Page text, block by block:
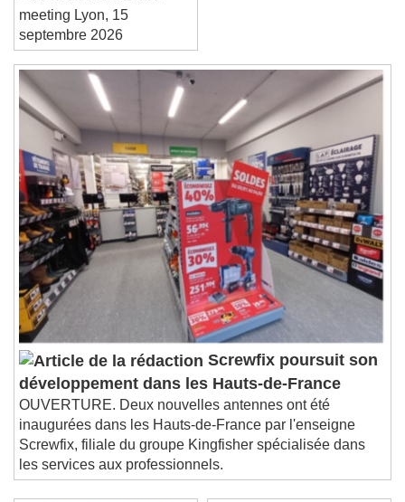
meeting Lyon, 15
septembre 2026
Screwfix poursuit son
développement dans les Hauts-de-France
OUVERTURE. Deux nouvelles antennes ont été
inaugurées dans les Hauts-de-France par l'enseigne
Screwfix, filiale du groupe Kingfisher spécialisée dans
les services aux professionnels.